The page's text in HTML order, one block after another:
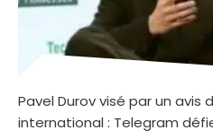
Pavel Durov visé par un avis
international : Telegram